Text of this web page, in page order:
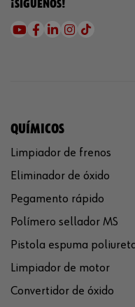
¡SÍGUENOS!
QUÍMICOS
Limpiador de frenos
Eliminador de óxido
Pegamento rápido
Polímero sellador MS
Pistola espuma
Limpiador de motor
Convertidor de óxido